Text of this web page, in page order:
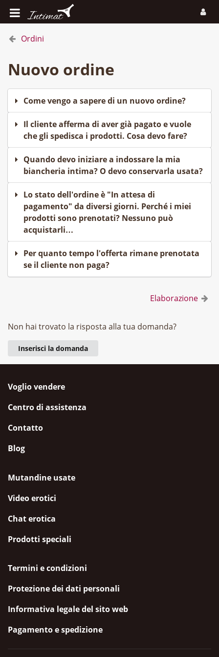
Ordini
Nuovo ordine
Come vengo a sapere di un nuovo ordine?
Il cliente afferma di aver già pagato e vuole
che gli spedisca i prodotti. Cosa devo fare?
Quando devo iniziare a indossare la mia
biancheria intima? O devo conservarla usata?
Lo stato dell'ordine è "In attesa di
pagamento" da diversi giorni. Perché i miei
prodotti sono prenotati? Nessuno può
acquistarli…
Per quanto tempo l'offerta rimane prenotata
se il cliente non paga?
Elaborazione
Non hai trovato la risposta alla tua domanda?
Inserisci la domanda
Voglio vendere
Centro di assistenza
Contatto
Blog
Mutandine usate
Video erotici
Chat erotica
Prodotti speciali
Termini e condizioni
Protezione dei dati personali
Informativa legale del sito web
Pagamento e spedizione